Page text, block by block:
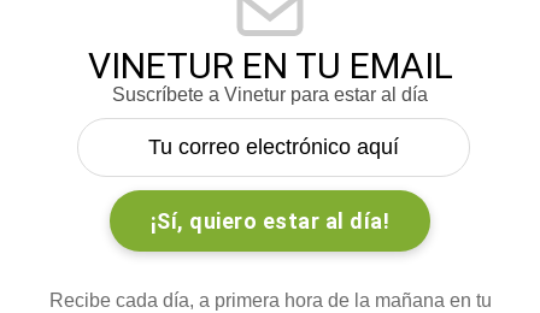
VINETUR EN TU EMAIL
Suscríbete a Vinetur para estar al día
Recibe cada día, a primera hora de la mañana en tu